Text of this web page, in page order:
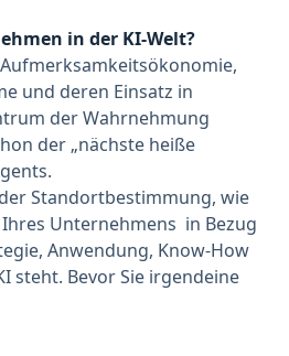
in der KI-Welt?
und deren Einsatz in
der Wahrnehmung
der „nächste heiße
Standortbestimmung, wie
Unternehmens in Bezug
Anwendung, Know-How
steht. Bevor Sie irgendeine